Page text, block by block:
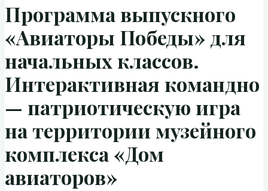
Программа выпускного
«Авиаторы Победы» для
начальных классов.
Интерактивная командно
— патриотическую игра
на территории музейного
комплекса «Дом
авиаторов»